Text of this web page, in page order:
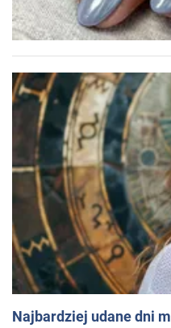
Najbardziej udane dni